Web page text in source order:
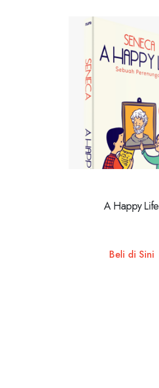
A Happy Life
Beli di Sini